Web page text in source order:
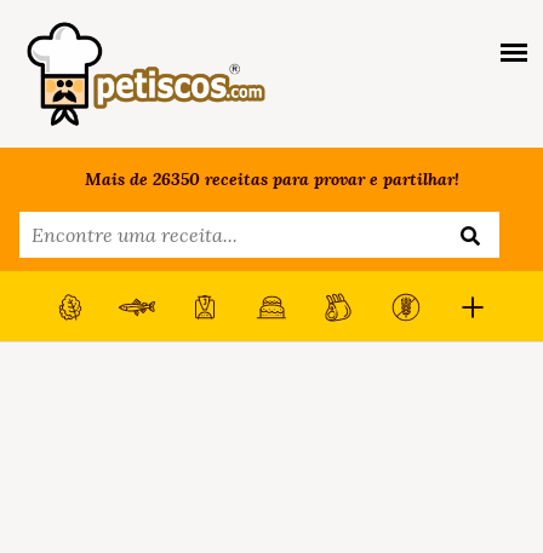
Mais de 26350 receitas para provar e partilhar!